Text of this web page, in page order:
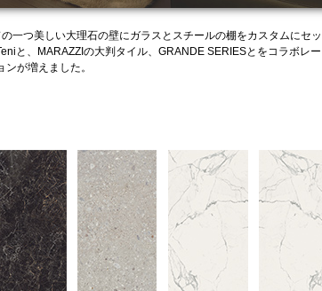
一つ美しい大理石の壁にガラスとスチールの棚をカスタムにセッ
と、MARAZZIの大判タイル、GRANDE SERIESとをコラボレー
が増えました。